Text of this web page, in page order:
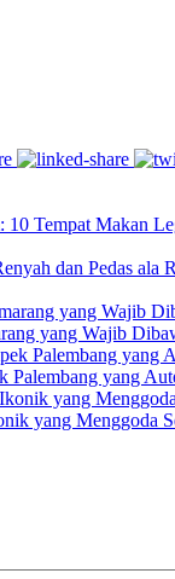
10 Tempat Makan
dan Pedas ala
yang Wajib
Palembang yang
yang Menggoda